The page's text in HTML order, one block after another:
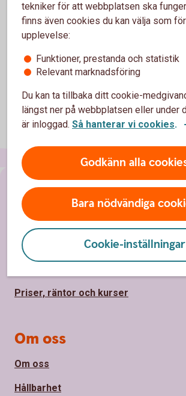
tekniker för att webbplatsen ska
finns även cookies du kan välja som
upplevelse:
Funktioner, prestanda och statistik
Relevant marknadsföring
Du kan ta tillbaka ditt cookie-
längst ner på webbplatsen eller under
är inloggad. Så hanterar vi cookies.
Godkänn alla
Bara nödvändiga
Cookie-inställningar
Sidfot
Hitta snabbt
Kontakta oss
Spärrhjälp
Priser, räntor och kurser
Om oss
Om oss
Hållbarhet